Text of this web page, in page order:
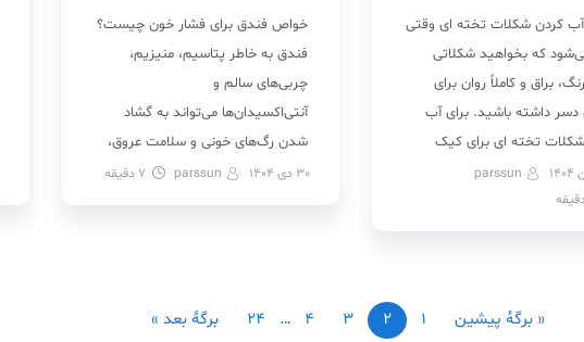
کردن شکلات تخته ای وقتی
که بخواهید شکلاتی
براق و کاملاً روان برای
دسر داشته باشید. برای آب
تخته ای برای کیک
مختلفی مثل مایکروویو،
تمپر کردن، اجاق گاز با حرارت
parssun
دقیقه
خواص فندق برای فشار خون چیست؟
فندق به خاطر پتاسیم، منیزیم،
چربی‌های سالم و
آنتی‌اکسیدان‌ها می‌تواند به گشاد
شدن رگ‌های خونی و سلامت عروق،
کاهش و کمک به تنظیم فشارخون،
30 دی 1404 parssun
7 دقیقه
« برگه‌ٔ پیشین 1
2
3
4
…
24 برگهٔ بعد »